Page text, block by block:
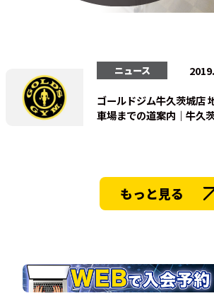
ニュース
ゴールドジム牛久茨城店 地下駐
車場までの道案内｜牛久
もっと見る